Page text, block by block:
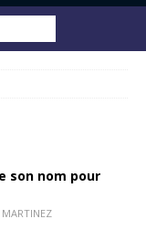
son nom pour